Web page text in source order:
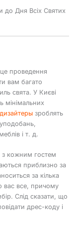
до Дня Всіх Святих
проведення
вам багато
свята. У Києві
мінімальних
зроблять
і т. д.
з кожним гостем
приблизно за
за кілька
вас все, причому
Слід сказати, що
дрес-коду і